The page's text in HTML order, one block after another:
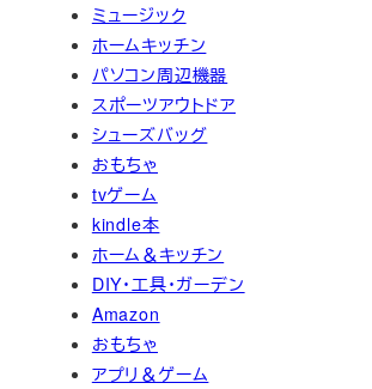
ミュージック
ホームキッチン
パソコン周辺機器
スポーツアウトドア
シューズバッグ
おもちゃ
tvゲーム
kindle本
ホーム＆キッチン
DIY・工具・ガーデン
Amazon
おもちゃ
アプリ＆ゲーム